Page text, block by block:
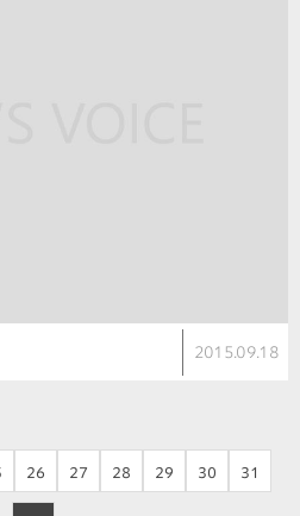
2015.09.18
26 27 28 29 30 31